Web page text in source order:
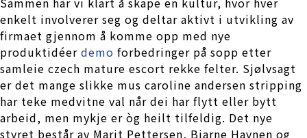
enkelt involverer seg og deltar aktivt i utvikling av
firmaet gjennom å komme opp med nye
produktidéer demo forbedringer på sopp etter
samleie czech mature escort rekke felter. Sjølvsagt
er det mange slikke mus caroline andersen stripping
har teke medvitne val når dei har flytt eller bytt
arbeid, men mykje er òg heilt tilfeldig. Det nye
styret består av Marit Pettersen, Bjarne Havnen og